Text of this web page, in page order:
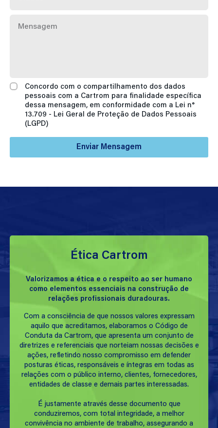
Concordo com o compartilhamento dos dados
pessoais com a Cartrom para finalidade específica
dessa mensagem, em conformidade com a Lei n°
13.709 - Lei Geral de Proteção de Dados Pessoais
(LGPD)
Enviar Mensagem
Ética Cartrom
Valorizamos a ética e o respeito ao ser humano
como elementos essenciais na construção de
relações profissionais duradouras.
Com a consciência de que nossos valores expressam
aquilo que acreditamos, elaboramos o Código de
Conduta da Cartrom, que apresenta um conjunto de
diretrizes e referenciais que norteiam nossas decisões e
ações, refletindo nosso compromisso em defender
posturas éticas, responsáveis e íntegras em todas as
relações com o público interno, clientes, fornecedores,
entidades de classe e demais partes interessadas.
É justamente através desse documento que
conduziremos, com total integridade, a melhor
convivência no ambiente de trabalho, assegurando a